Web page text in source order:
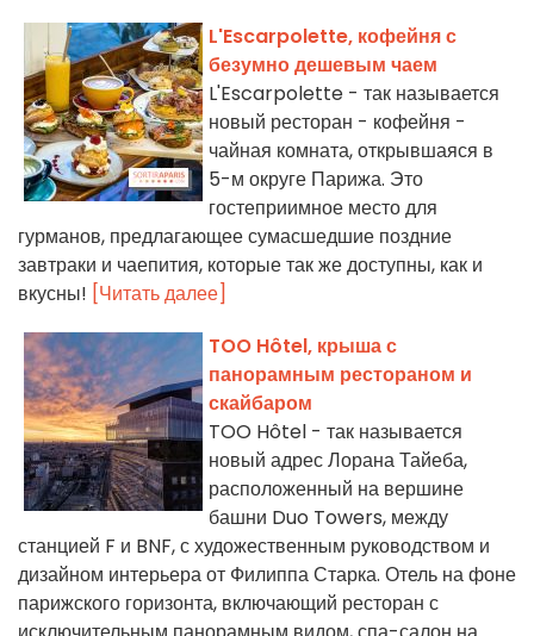
L'Escarpolette, кофейня с
безумно дешевым чаем
L'Escarpolette - так называется
новый ресторан - кофейня -
чайная комната, открывшаяся в
5-м округе Парижа. Это
гостеприимное место для
гурманов, предлагающее сумасшедшие поздние
завтраки и чаепития, которые так же доступны, как и
вкусны! [Читать далее]
TOO Hôtel, крыша с
панорамным рестораном и
скайбаром
TOO Hôtel - так называется
новый адрес Лорана Тайеба,
расположенный на вершине
башни Duo Towers, между
станцией F и BNF, с художественным руководством и
дизайном интерьера от Филиппа Старка. Отель на фоне
парижского горизонта, включающий ресторан с